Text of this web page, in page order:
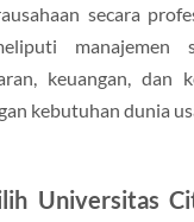
secara
manajemen
keuangan, dan
kebutuhan dunia
Universitas